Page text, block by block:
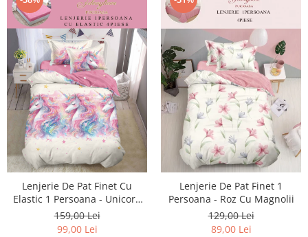
Lenjerie De Pat Finet Cu
Elastic 1 Persoana - Unicorn
Multicolor
159,00 Lei
99,00 Lei
Lenjerie De Pat Finet 1
Persoana - Roz Cu Magnolii
129,00 Lei
89,00 Lei